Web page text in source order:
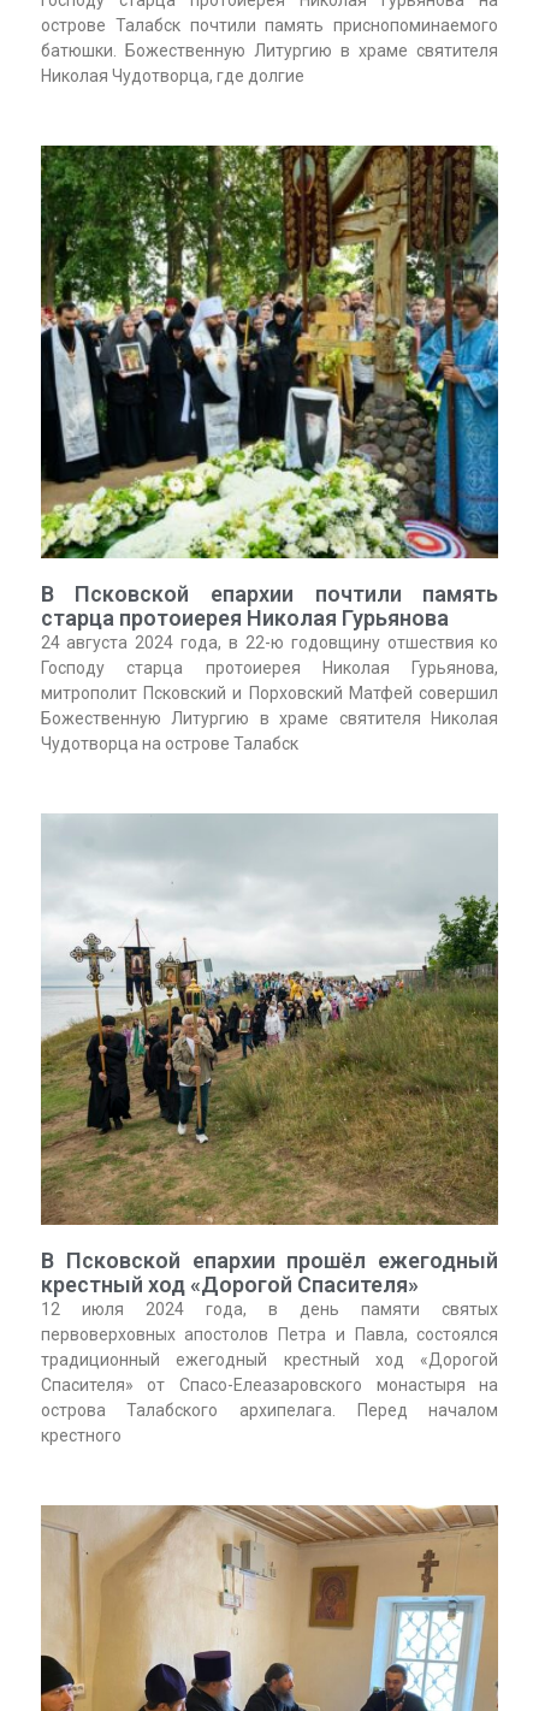
острове Талабск почтили память приснопоминаемого
батюшки. Божественную Литургию в храме святителя
Николая Чудотворца, где долгие
В Псковской епархии почтили память
старца протоиерея Николая Гурьянова
24 августа 2024 года, в 22-ю годовщину отшествия ко
Господу старца протоиерея Николая Гурьянова,
митрополит Псковский и Порховский Матфей совершил
Божественную Литургию в храме святителя Николая
Чудотворца на острове Талабск
В Псковской епархии прошёл ежегодный
крестный ход «Дорогой Спасителя»
12 июля 2024 года, в день памяти святых
первоверховных апостолов Петра и Павла, состоялся
традиционный ежегодный крестный ход «Дорогой
Спасителя» от Спасо-Елеазаровского монастыря на
острова Талабского архипелага. Перед началом
крестного